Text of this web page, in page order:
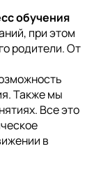
обучения
при этом
родители. От
Также мы
Все это
в